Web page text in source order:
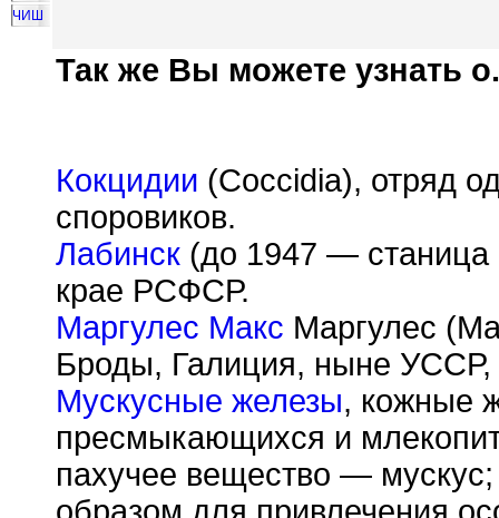
ЧИШ
Так же Вы можете узнать
Кокцидии (Coccidia), отряд
споровиков.
Лабинск (до 1947 — станица
крае РСФСР.
Маргулес Макс Маргулес
Броды, Галиция, ныне
Мускусные железы, кожные
пресмыкающихся и
пахучее вещество —